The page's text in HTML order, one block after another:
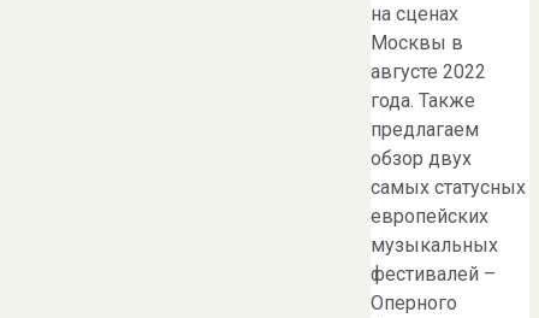
на сценах
Москвы в
августе 2022
года. Также
предлагаем
обзор двух
самых статусных
европейских
музыкальных
фестивалей –
Оперного